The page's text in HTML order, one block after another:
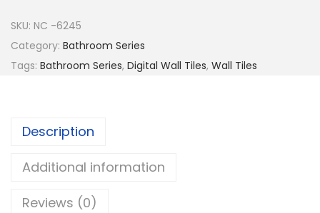
SKU: NC -6245
Category: Bathroom Series
Tags: Bathroom Series, Digital Wall Tiles, Wall Tiles
Description
Additional information
Reviews (0)